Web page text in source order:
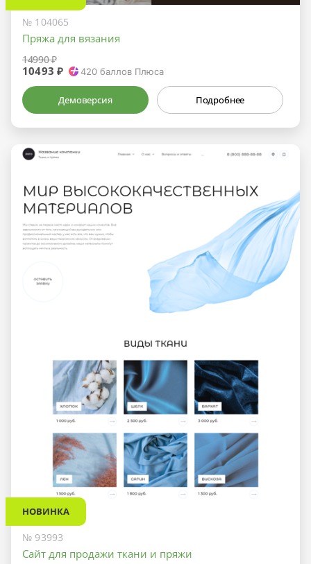
№ 104065
Пряжа для вязания
14990 ₽
10493 ₽ 420 баллов Плюса
Демоверсия Подробнее
НОВИНКА
№ 93993
Сайт для продажи ткани и пряжи